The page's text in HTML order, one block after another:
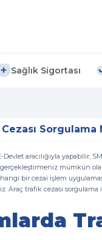
Sağlık Sigortası
Sorgulama
aracılığıyla yapabilir,
mümkün
bir cezai işlem
Araç trafik cezası